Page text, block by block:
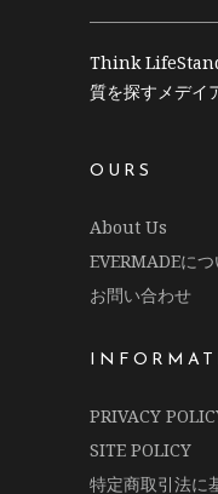
Think
質を探すメデイ
OURS
About Us
EVERMADEにつ
お問い合わせ
PRIVACY
SITE POLICY
特定商取引法に